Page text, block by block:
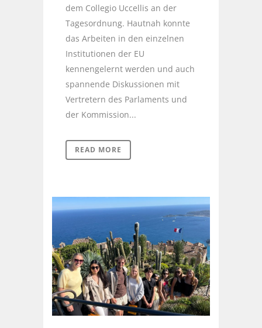
dem Collegio Uccellis an der
Tagesordnung. Hautnah konnte
das Arbeiten in den einzelnen
Institutionen der EU
kennengelernt werden und auch
spannende Diskussionen mit
Vertretern des Parlaments und
der Kommission...
READ MORE